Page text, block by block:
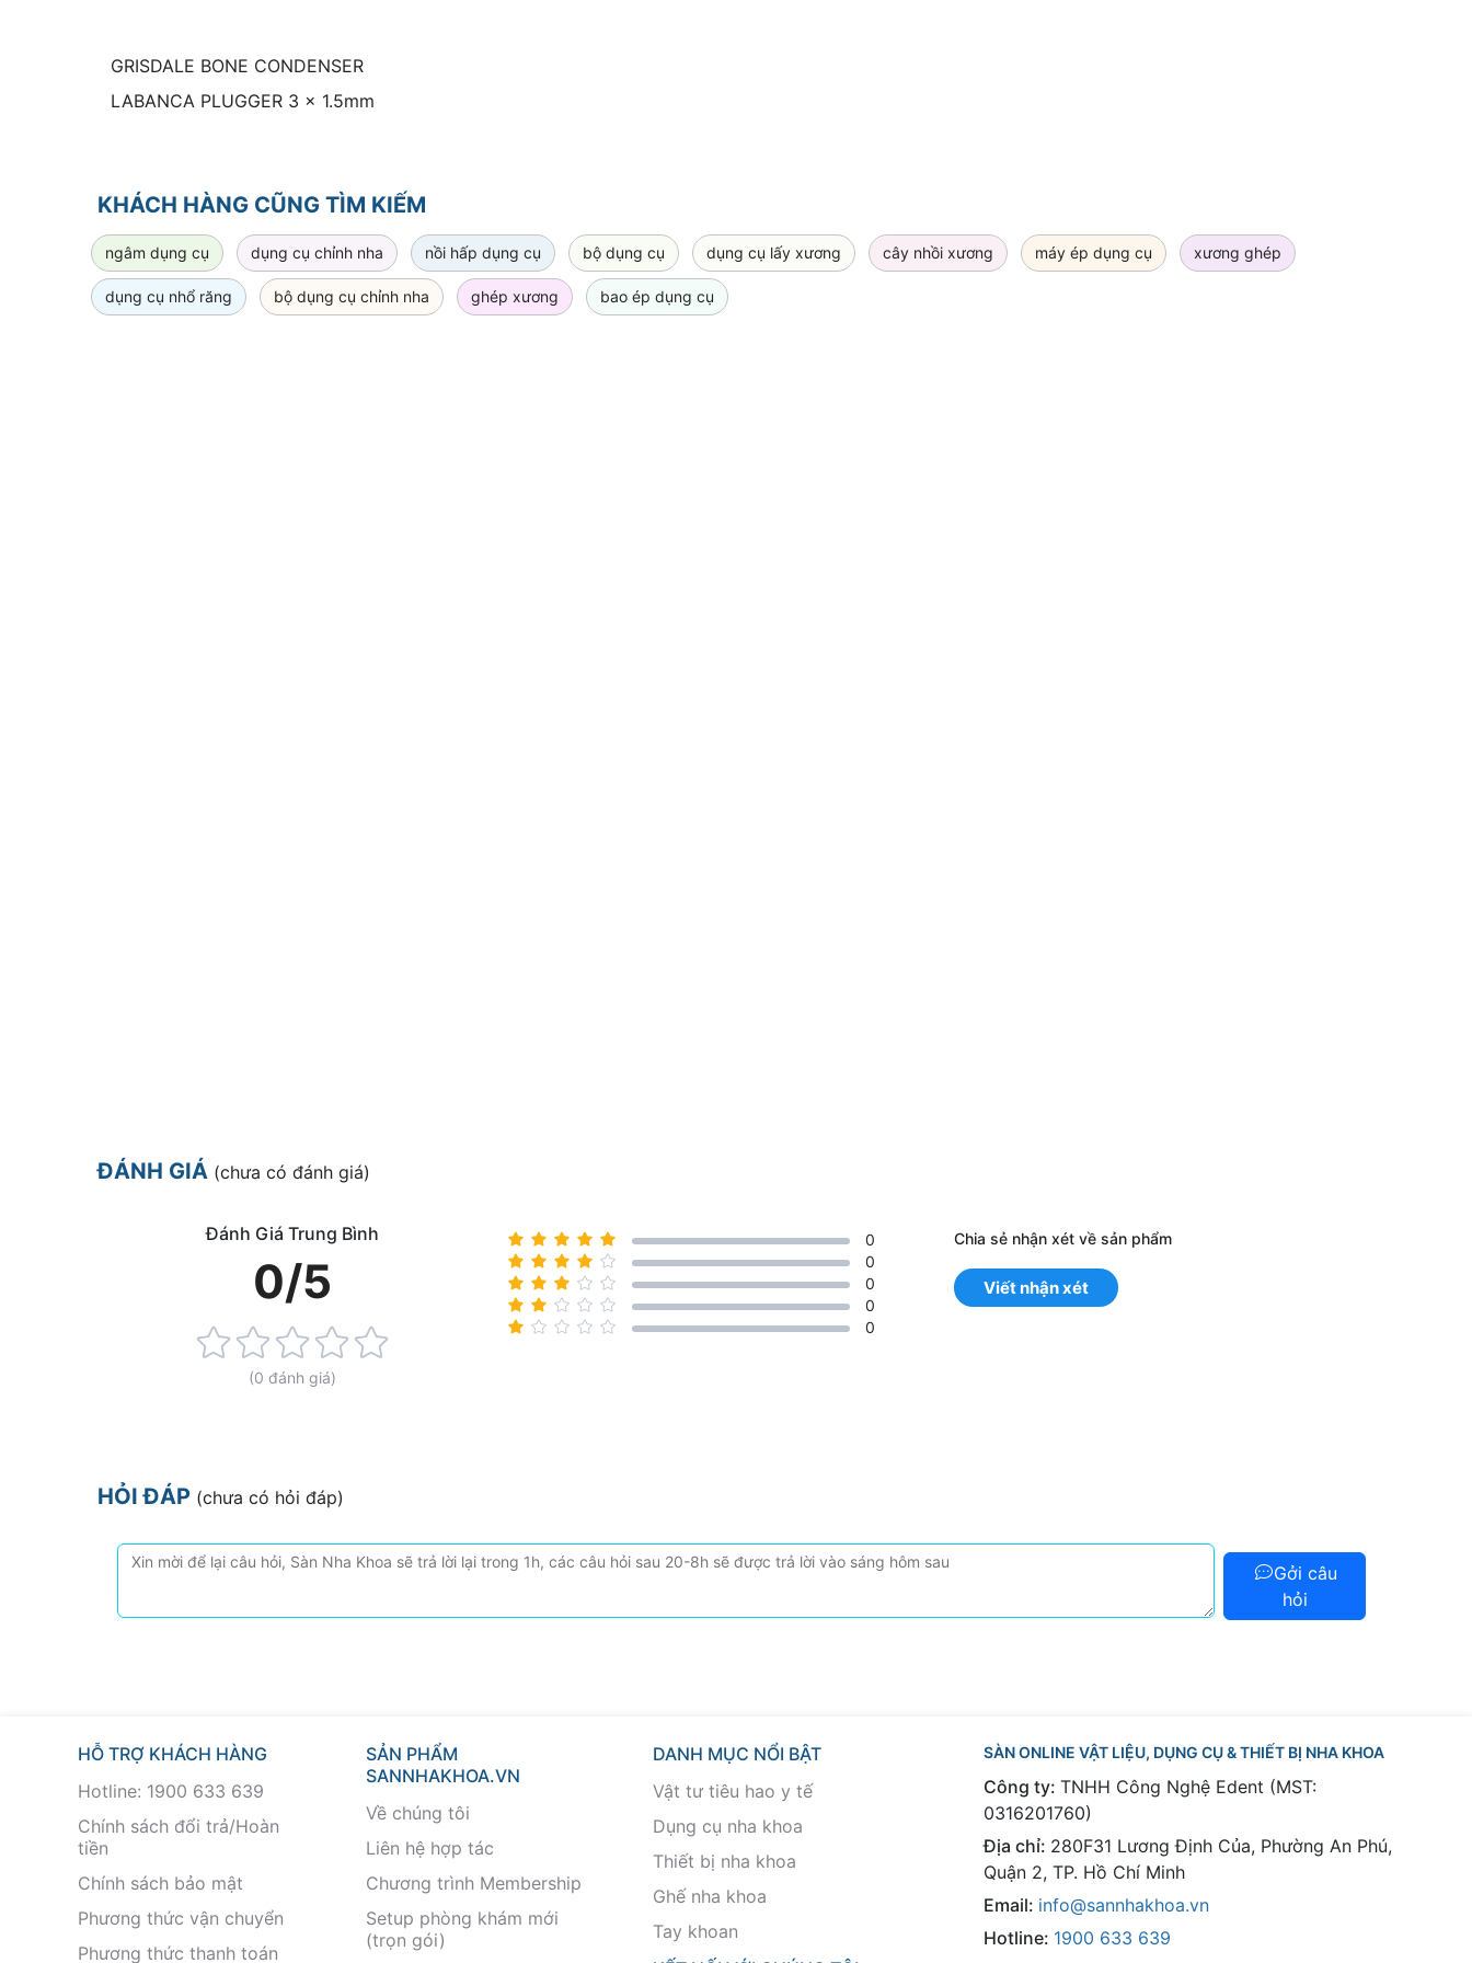
GRISDALE BONE CONDENSER
LABANCA PLUGGER 3 x 1.5mm
KHÁCH HÀNG CŨNG TÌM KIẾM
ngâm dụng cụ dụng cụ chỉnh nha nồi hấp dụng cụ bộ dụng cụ dụng cụ lấy xương cây nhồi xương máy ép dụng cụ xương ghép
dụng cụ nhổ răng bộ dụng cụ chỉnh nha ghép xương bao ép dụng cụ
ĐÁNH GIÁ (chưa có đánh giá)
Đánh Giá Trung Bình
0/5
(0 đánh giá)
0
0
0
0
0
Chia sẻ nhận xét về sản phẩm
Viết nhận xét
HỎI ĐÁP (chưa có hỏi đáp)
Gởi câu
hỏi
HỖ TRỢ KHÁCH HÀNG
Hotline: 1900 633 639
Chính sách đổi trả/Hoàn
tiền
Chính sách bảo mật
Phương thức vận chuyển
Phương thức thanh toán
SẢN PHẨM
SANNHAKHOA.VN
Về chúng tôi
Liên hệ hợp tác
Chương trình Membership
Setup phòng khám mới
(trọn gói)
DANH MỤC NỔI BẬT
Vật tư tiêu hao y tế
Dụng cụ nha khoa
Thiết bị nha khoa
Ghế nha khoa
Tay khoan
SÀN ONLINE VẬT LIỆU, DỤNG CỤ & THIẾT BỊ NHA KHOA
Công ty: TNHH Công Nghệ Edent (MST:
0316201760)
Địa chỉ: 280F31 Lương Định Của, Phường An Phú,
Quận 2, TP. Hồ Chí Minh
Email: info@sannhakhoa.vn
Hotline: 1900 633 639